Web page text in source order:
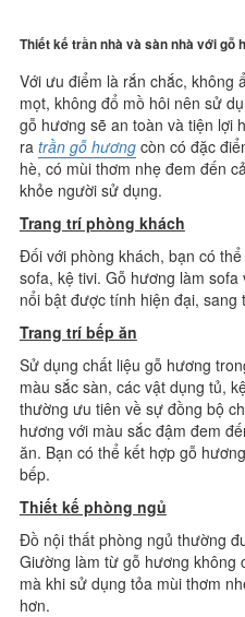
Thiết kế trần nhà và sàn nhà với gỗ
Với ưu điểm là rắn chắc, không
mọt, không đổ mồ hôi nên sử
gỗ hương sẽ an toàn và tiện lợi
ra trần gỗ hươngcòn có đặc
hè, có mùi thơm nhẹ đem đến
khỏe người sử dụng.
Trang trí phòng khách
Đối với phòng khách, bạn có
sofa, kệ tivi. Gỗ hương làm
nổi bật được tính hiện đại, sang
Trang trí bếp ăn
Sử dụng chất liệu gỗ hương
màu sắc sàn, các vật dụng tủ,
thường ưu tiên về sự đồng bộ
hương với màu sắc đậm đem
ăn. Bạn có thể kết hợp gỗ
bếp.
Thiết kế phòng ngủ
Đồ nội thất phòng ngủ thường
Giường làm từ gỗ hương không
mà khi sử dụng tỏa mùi thơm
hơn.